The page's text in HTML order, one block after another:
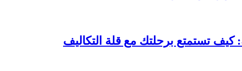
كيف تستمتع برحلتك مع قلة التكاليف